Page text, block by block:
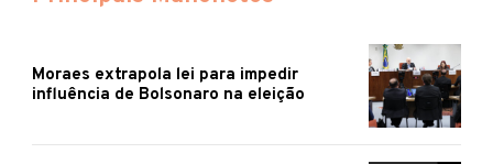
Moraes extrapola lei para impedir
influência de Bolsonaro na eleição